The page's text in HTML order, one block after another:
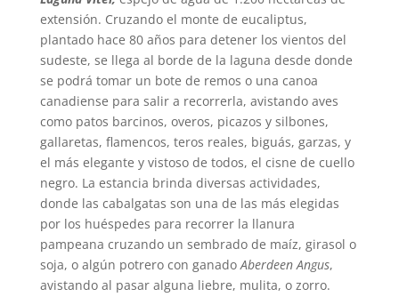
extensión. Cruzando el monte de eucaliptus,
plantado hace 80 años para detener los vientos del
sudeste, se llega al borde de la laguna desde donde
se podrá tomar un bote de remos o una canoa
canadiense para salir a recorrerla, avistando aves
como patos barcinos, overos, picazos y silbones,
gallaretas, flamencos, teros reales, biguás, garzas, y
el más elegante y vistoso de todos, el cisne de cuello
negro. La estancia brinda diversas actividades,
donde las cabalgatas son una de las más elegidas
por los huéspedes para recorrer la llanura
pampeana cruzando un sembrado de maíz, girasol o
soja, o algún potrero con ganadoAberdeen Angus,
avistando al pasar alguna liebre, mulita, o zorro.